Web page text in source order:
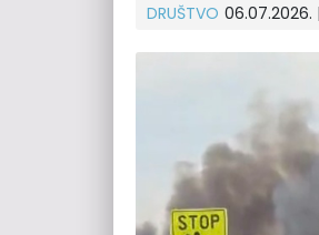
DRUŠTVO 06.07.2026.